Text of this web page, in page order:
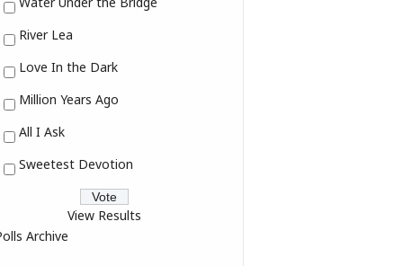
River Lea
Love In the Dark
Million Years Ago
All I Ask
Sweetest Devotion
View Results
Archive